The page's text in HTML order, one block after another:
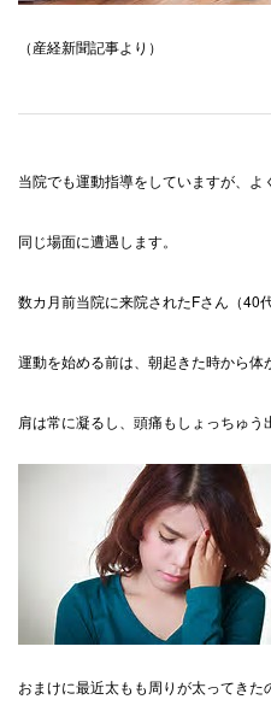
（産経新聞記事より）
当院でも運動指導をしていますが、よ
同じ場面に遭遇します。
数カ月前当院に来院されたFさん（40
運動を始める前は、朝起きた時から体
肩は常に凝るし、頭痛もしょっちゅう
おまけに最近太もも周りが太ってきた